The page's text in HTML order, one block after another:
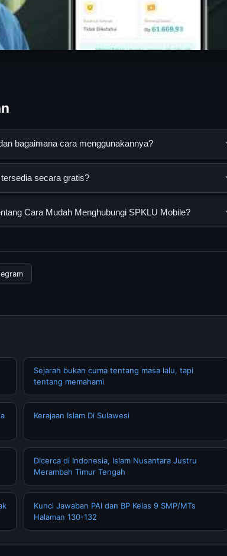
bagaimana cara menggunakannya?
digital yang dirancang untuk membantu pengguna
secara gratis?
diakses secara gratis oleh semua pengguna. Tidak ada
Cara Mudah Menghubungi SPKLU Mobile?
Sejarah bukan cuma tentang masa lalu, tapi
tentang memahami
Kerajaan Islam Di Sulawesi
Dicerca di Indonesia, Islam Nusantara Justru
Merambah Timur Tengah
Kunci Jawaban PAI dan BP Kelas 9 SMP/MTs
Halaman 130-132